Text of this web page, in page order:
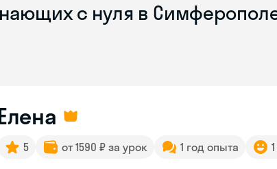
с нуля в
5 от 1590 ₽ за урок 1 год опыта